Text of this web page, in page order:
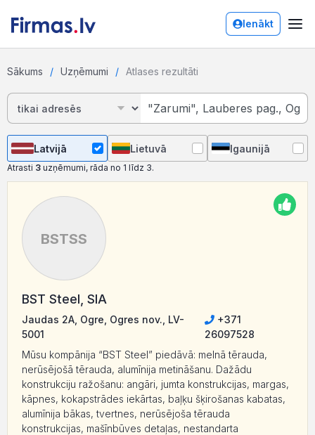
Ienākt
Sākums Uzņēmumi Atlases rezultāti
Latvijā Lietuvā Igaunijā
Atrasti 3 uzņēmumi, rāda no 1 līdz 3.
BSTSS
BST Steel, SIA
Jaudas 2A, Ogre, Ogres nov., LV-
5001
+371
26097528
Mūsu kompānija “BST Steel” piedāvā: melnā tērauda,
nerūsējošā tērauda, alumīnija metināšanu. Dažādu
konstrukciju ražošanu: angāri, jumta konstrukcijas, margas,
kāpnes, kokapstrādes iekārtas, baļķu šķirošanas kabatas,
alumīnija bākas, tvertnes, nerūsējoša tērauda
konstrukcijas, mašīnbūves detaļas, nestandarta